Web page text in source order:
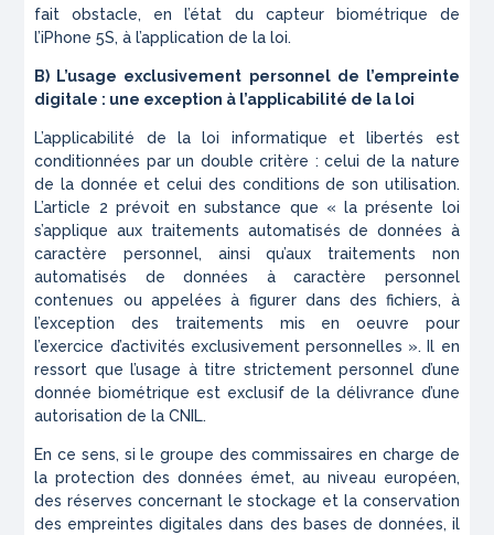
fait obstacle, en l’état du capteur biométrique de
l’iPhone 5S, à l’application de la loi.
B) L’usage exclusivement personnel de l’empreinte
digitale : une exception à l’applicabilité de la loi
L’applicabilité de la loi informatique et libertés est
conditionnées par un double critère : celui de la nature
de la donnée et celui des conditions de son utilisation.
L’article 2 prévoit en substance que « la présente loi
s’applique aux traitements automatisés de données à
caractère personnel, ainsi qu’aux traitements non
automatisés de données à caractère personnel
contenues ou appelées à figurer dans des fichiers, à
l’exception des traitements mis en oeuvre pour
l’exercice d’activités exclusivement personnelles ». Il en
ressort que l’usage à titre strictement personnel d’une
donnée biométrique est exclusif de la délivrance d’une
autorisation de la CNIL.
En ce sens, si le groupe des commissaires en charge de
la protection des données émet, au niveau européen,
des réserves concernant le stockage et la conservation
des empreintes digitales dans des bases de données, il